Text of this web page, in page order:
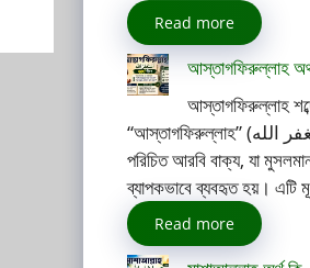
Read more
আস্তাগফিরুল্লাহ
আস্তাগফিরুল্লাহ
“আস্তাগফিরুল্লাহ” (أستغفر الله) একটি অত্যন্ত
পরিচিত আরবি বাক্য, যা
ব্যাপকভাবে ব্যবহৃত হয়। এটি
Read more